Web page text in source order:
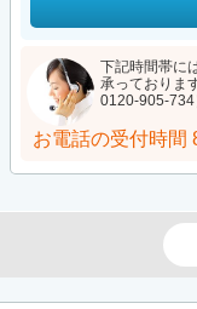
下記時間帯に
承っておりま
0120-905-734
お電話の受付時間